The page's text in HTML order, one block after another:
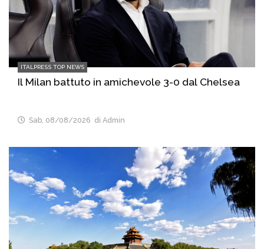
ITALPRESS TOP NEWS
Il Milan battuto in amichevole 3-0 dal Chelsea
Sab, 08/08/2026 di Admin